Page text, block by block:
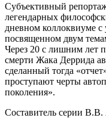
Субъективный
легендарных
дневном коллоквиуме
посвященном двум
Через 20 с лишним лет
смерти Жака Деррида
сделанный тогда
проступают черты
поколения».
Составитель серии